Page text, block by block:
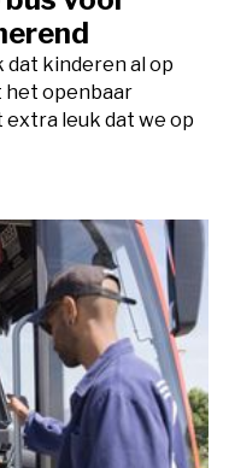
dat kinderen al op
het openbaar
extra leuk dat we op